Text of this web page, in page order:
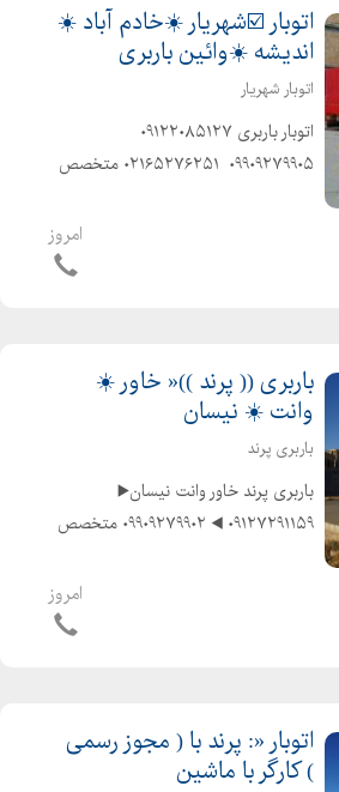
اتوبار ☑️شهریار ☀️خادم آباد ☀️
اندیشه ☀️وائین باربری
اتوبار شهریار
۰۹۹۰۹۲۷۹۹۰۵ ️ ۰۲۱۶۵۲۷۶۲۵۱ ️متخصص
مبلمان و شرکتها و غیره ️باکادر مجرب وامروز
باربری (( پرند ))« خاور ☀️
وانت ☀️ نیسان
باربری پرند
️باربری پرند خاور وانت نیسان▶️
۰۹۱۲۷۲۹۱۱۵۹ ◀️ ۰۹۹۰۹۲۷۹۹۰۲ ️متخصص
مبلمان و شرکتها و غیره ️باکادر مجرب و
کارگران ماهر و کار بلد و حرفهای و آذری...
امروز
اتوبار «: پرند با ( مجوز رسمی
) کارگر با ماشین